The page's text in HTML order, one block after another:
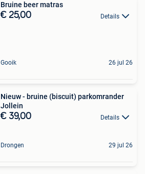
Bruine beer matras
€ 25,00 Details
Gooik 26 jul 26
Nieuw - bruine (biscuit) parkomrander
Jollein
€ 39,00 Details
Drongen 29 jul 26